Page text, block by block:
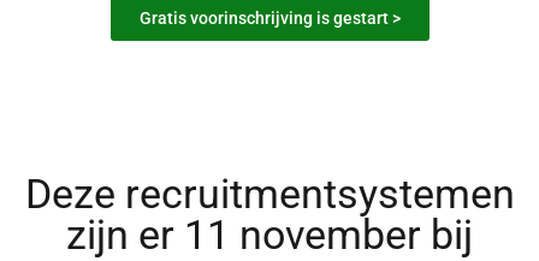
Gratis voorinschrijving is gestart >
Deze recruitmentsystemen
zijn er 11 november bij